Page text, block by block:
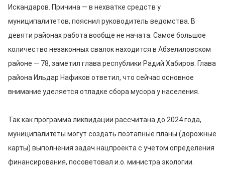
Искандаров. Причина — в нехватке средств у
муниципалитетов, пояснил руководитель ведомства. В
девяти районах работа вообще не начата. Самое большое
количество незаконных свалок находится в Абзелиловском
районе — 78, заметил глава республики Радий Хабиров. Глава
района Ильдар Нафиков ответил, что сейчас основное
внимание уделяется отладке сбора мусора у населения.
Так как программа ликвидации рассчитана до 2024 года,
муниципалитеты могут создать поэтапные планы (дорожные
карты) выполнения задач нацпроекта с учетом определения
финансирования, посоветовал и.о. министра экологии.